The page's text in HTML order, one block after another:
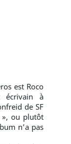
est Roco
écrivain à
de SF
ou plutôt
n’a pas